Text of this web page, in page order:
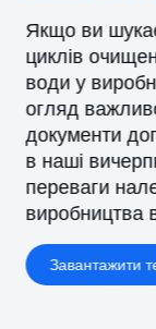
Якщо ви
циклів
води у
огляд
документи
в наші
переваги
виробництва
Завантажити